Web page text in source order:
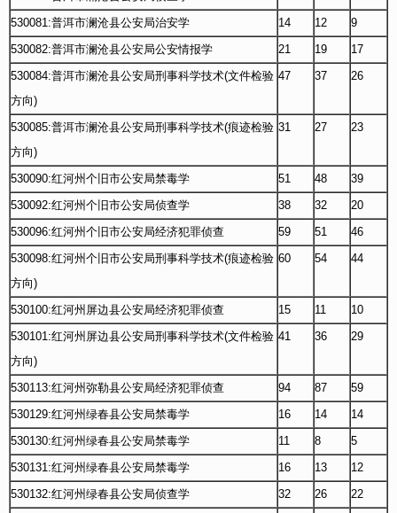
530081:普洱市澜沧县公安局治安学
14 12
9
530082:普洱市澜沧县公安局公安情报学
21 19
17
530084:普洱市澜沧县公安局刑事科学技术(文件检验
方向)
47 37 26
530085:普洱市澜沧县公安局刑事科学技术(痕迹检验
方向)
31 27 23
530090:红河州个旧市公安局禁毒学 51 48
39
530092:红河州个旧市公安局侦查学
38 32
20
530096:红河州个旧市公安局经济犯罪侦查
59 51
46
530098:红河州个旧市公安局刑事科学技术(痕迹检验
方向)
60 54 44
530100:红河州屏边县公安局经济犯罪侦查 15 11
10
530101:红河州屏边县公安局刑事科学技术(文件检验
方向)
41 36 29
530113:红河州弥勒县公安局经济犯罪侦查 94 87
59
530129:红河州绿春县公安局禁毒学
16 14
14
530130:红河州绿春县公安局禁毒学
11 8
5
530131:红河州绿春县公安局禁毒学
16 13
12
530132:红河州绿春县公安局侦查学
32 26
22